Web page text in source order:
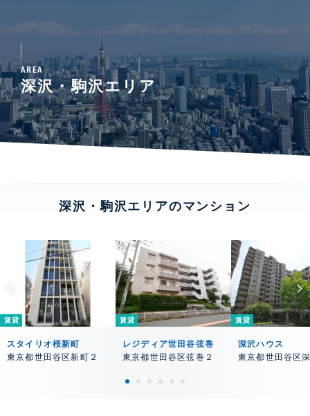
AREA
深沢・駒沢エリア
深沢・駒沢エリアのマンション
賃貸
スタイリオ桜新町
東京都世田谷区新町２
賃貸
レジディア世田谷弦巻
東京都世田谷区弦巻２
賃貸
深沢ハウス
東京都世田谷区